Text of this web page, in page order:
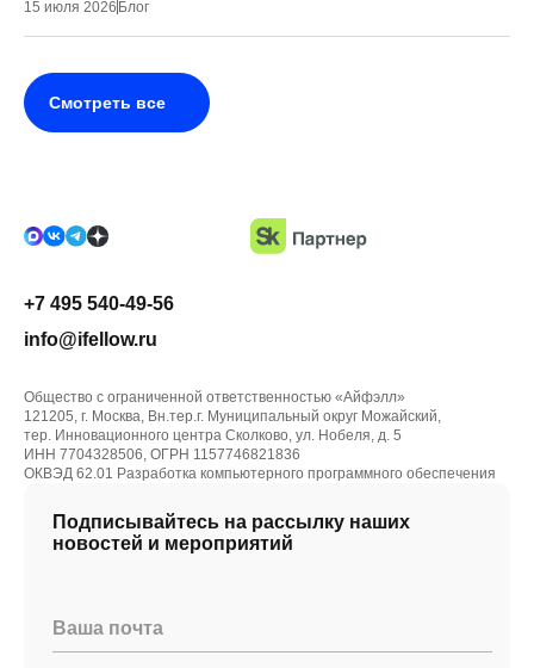
15 июля 2026 Блог
Смотреть все
Подписывайтесь на рассылку наших
новостей и мероприятий
Ваша почта
+7 495 540-49-56
info@ifellow.ru
Общество с ограниченной ответственностью «Айфэлл»
121205, г. Москва, Вн.тер.г. Муниципальный округ Можайский,
тер. Инновационного центра Сколково, ул. Нобеля, д. 5
ИНН 7704328506, ОГРН 1157746821836
ОКВЭД 62.01 Разработка компьютерного программного обеспечения